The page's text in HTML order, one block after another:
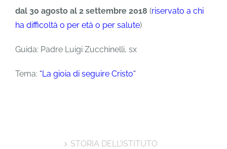
dal 30 agosto al 2 settembre 2018 (riservato a chi
ha difficoltà o per età o per salute)
Guida: Padre Luigi Zucchinelli, sx
Tema: “La gioia di seguire Cristo“
STORIA DELL’ISTITUTO